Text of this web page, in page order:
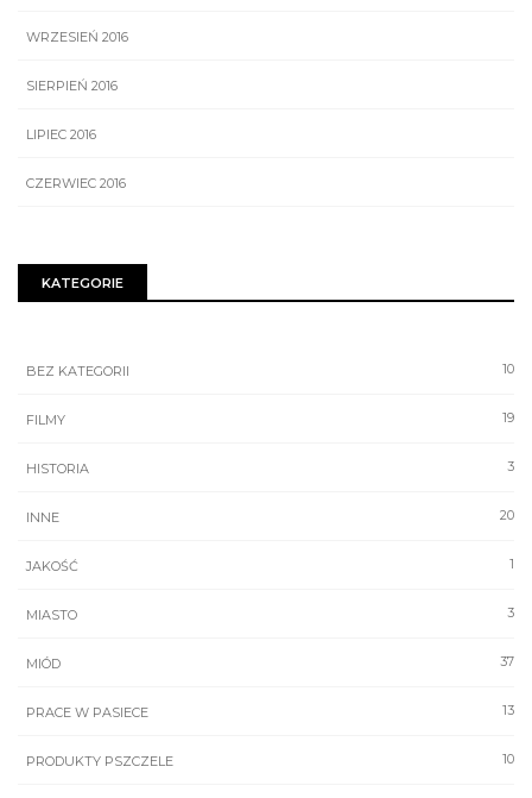
WRZESIEŃ 2016
SIERPIEŃ 2016
LIPIEC 2016
CZERWIEC 2016
KATEGORIE
10
BEZ KATEGORII
19
FILMY
3
HISTORIA
20
INNE
1
JAKOŚĆ
3
MIASTO
37
MIÓD
13
PRACE W PASIECE
10
PRODUKTY PSZCZELE